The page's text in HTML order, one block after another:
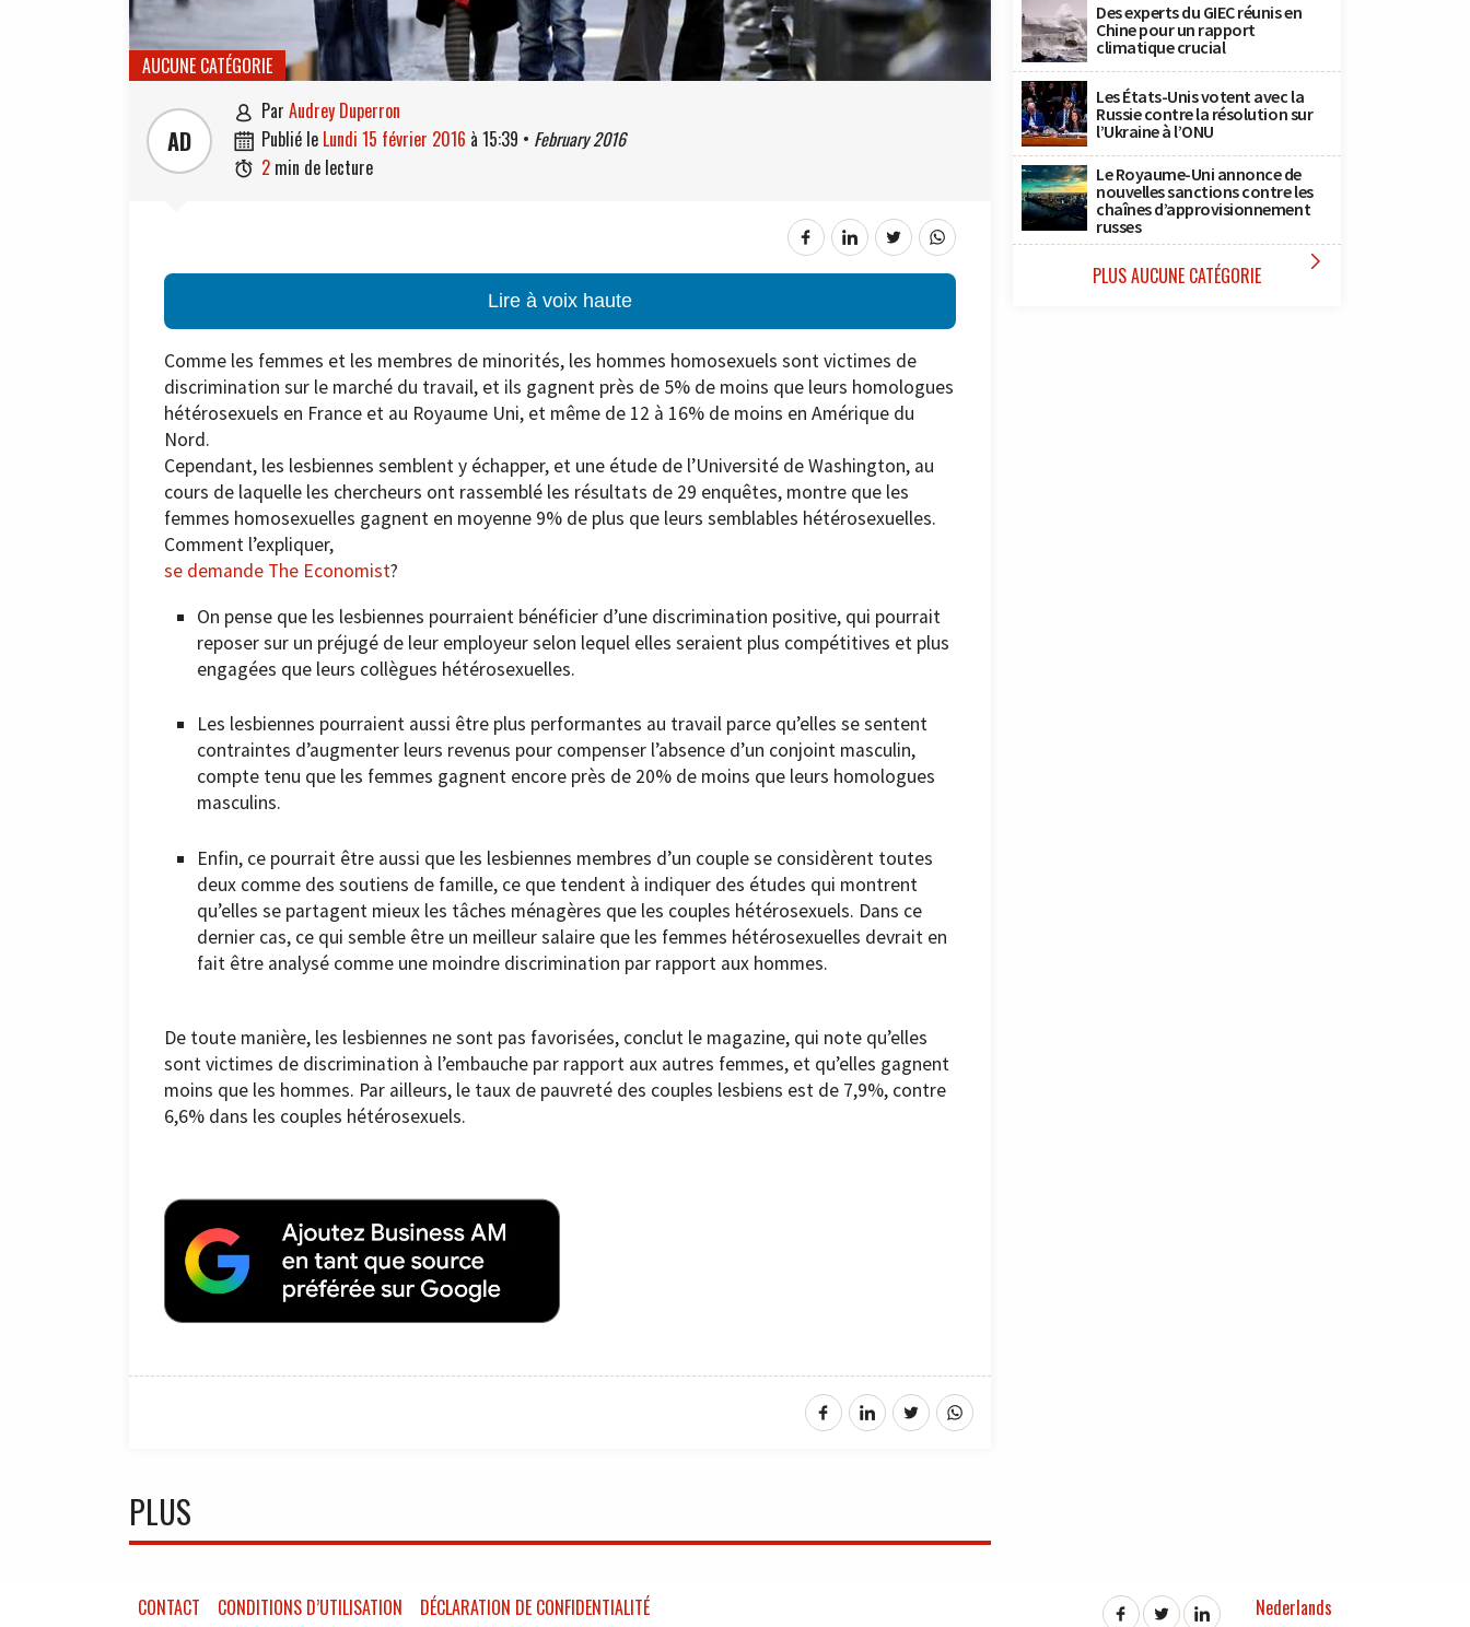
AUCUNE CATÉGORIE
AD
 par Audrey Duperron
 publié le lundi 15 février 2016 à 15:39 • February 2016
 2 min de lecture
Lire à voix haute
Comme les femmes et les membres de minorités, les hommes homosexuels sont victimes de
discrimination sur le marché du travail, et ils gagnent près de 5% de moins que leurs homologues
hétérosexuels en France et au Royaume Uni, et même de 12 à 16% de moins en Amérique du
Nord.
Cependant, les lesbiennes semblent y échapper, et une étude de l’Université de Washington, au
cours de laquelle les chercheurs ont rassemblé les résultats de 29 enquêtes, montre que les
femmes homosexuelles gagnent en moyenne 9% de plus que leurs semblables hétérosexuelles.
Comment l’expliquer,
se demande The Economist?
On pense que les lesbiennes pourraient bénéficier d’une discrimination positive, qui pourrait
reposer sur un préjugé de leur employeur selon lequel elles seraient plus compétitives et plus
engagées que leurs collègues hétérosexuelles.
Les lesbiennes pourraient aussi être plus performantes au travail parce qu’elles se sentent
contraintes d’augmenter leurs revenus pour compenser l’absence d’un conjoint masculin,
compte tenu que les femmes gagnent encore près de 20% de moins que leurs homologues
masculins.
Enfin, ce pourrait être aussi que les lesbiennes membres d’un couple se considèrent toutes
deux comme des soutiens de famille, ce que tendent à indiquer des études qui montrent
qu’elles se partagent mieux les tâches ménagères que les couples hétérosexuels. Dans ce
dernier cas, ce qui semble être un meilleur salaire que les femmes hétérosexuelles devrait en
fait être analysé comme une moindre discrimination par rapport aux hommes.
De toute manière, les lesbiennes ne sont pas favorisées, conclut le magazine, qui note qu’elles
sont victimes de discrimination à l’embauche par rapport aux autres femmes, et qu’elles gagnent
moins que les hommes. Par ailleurs, le taux de pauvreté des couples lesbiens est de 7,9%, contre
6,6% dans les couples hétérosexuels.
PLUS
Des experts du GIEC réunis en
Chine pour un rapport
climatique crucial
Les États-Unis votent avec la
Russie contre la résolution sur
l’Ukraine à l’ONU
Le Royaume-Uni annonce de
nouvelles sanctions contre les
chaînes d’approvisionnement
russes
PLUS AUCUNE CATÉGORIE 
CONTACT CONDITIONS D’UTILISATION DÉCLARATION DE CONFIDENTIALITÉ Nederlands